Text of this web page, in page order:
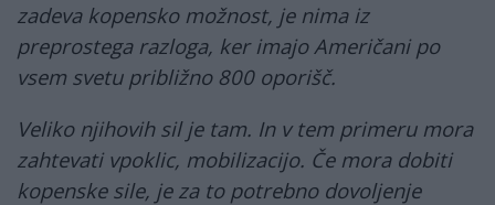
zadeva kopensko možnost, je nima iz
preprostega razloga, ker imajo Američani po
vsem svetu približno 800 oporišč.
Veliko njihovih sil je tam. In v tem primeru mora
zahtevati vpoklic, mobilizacijo. Če mora dobiti
kopenske sile, je za to potrebno dovoljenje